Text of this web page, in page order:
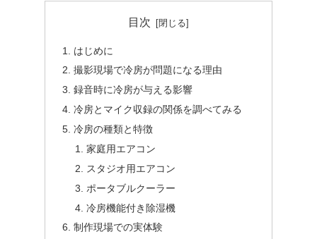
目次
はじめに
撮影現場で冷房が問題になる理由
録音時に冷房が与える影響
冷房とマイク収録の関係を調べてみる
冷房の種類と特徴
家庭用エアコン
スタジオ用エアコン
ポータブルクーラー
冷房機能付き除湿機
制作現場での実体験